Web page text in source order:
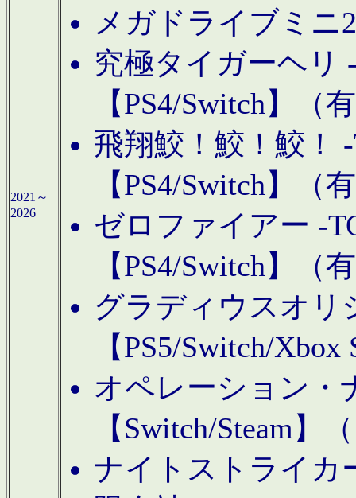
2021～
2026
メガドライブミニ
究極タイガーヘリ
【PS4/Switch】（
飛翔鮫！鮫！鮫！
【PS4/Switch】（
ゼロファイアー -
【PS4/Switch】（
グラディウスオリ
【PS5/Switch/
オペレーション・
【Switch/Steam】
ナイトストライカ